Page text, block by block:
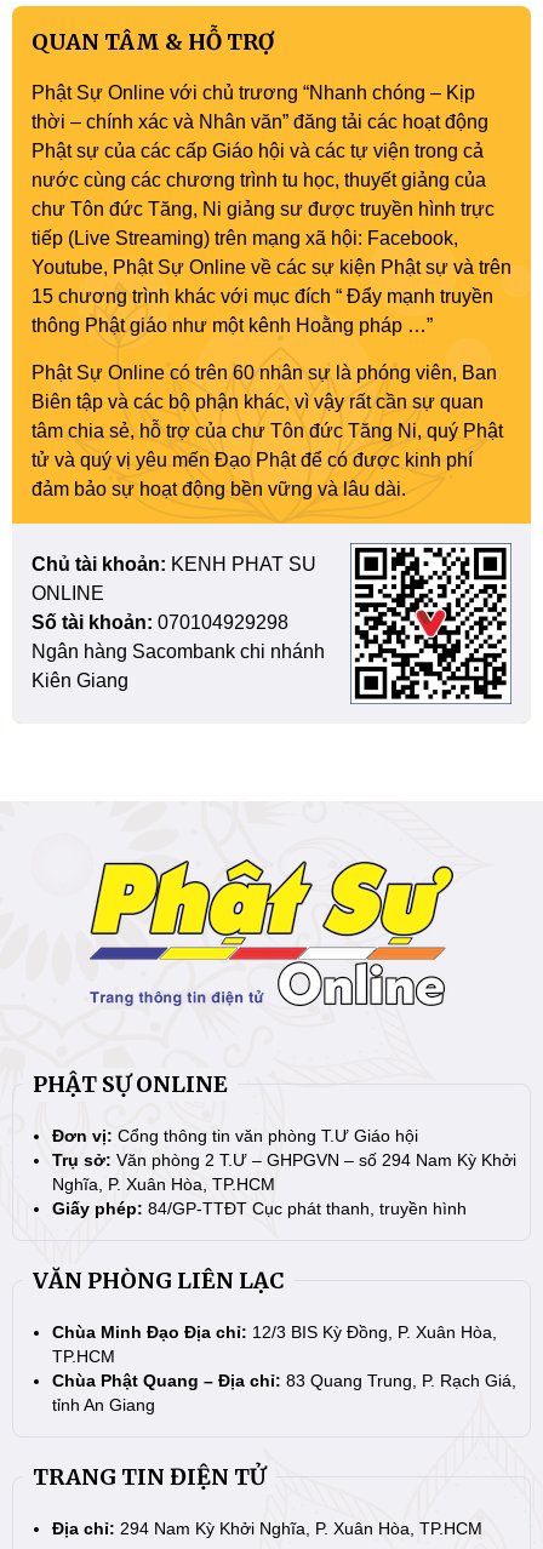
QUAN TÂM & HỖ TRỢ
Phật Sự Online với chủ trương “Nhanh chóng – Kịp
thời – chính xác và Nhân văn” đăng tải các hoạt động
Phật sự của các cấp Giáo hội và các tự viện trong cả
nước cùng các chương trình tu học, thuyết giảng của
chư Tôn đức Tăng, Ni giảng sư được truyền hình trực
tiếp (Live Streaming) trên mạng xã hội: Facebook,
Youtube, Phật Sự Online về các sự kiện Phật sự và trên
15 chương trình khác với mục đích “ Đẩy mạnh truyền
thông Phật giáo như một kênh Hoằng pháp …”
Phật Sự Online có trên 60 nhân sự là phóng viên, Ban
Biên tập và các bộ phận khác, vì vậy rất cần sự quan
tâm chia sẻ, hỗ trợ của chư Tôn đức Tăng Ni, quý Phật
tử và quý vị yêu mến Đạo Phật để có được kinh phí
đảm bảo sự hoạt động bền vững và lâu dài.
Chủ tài khoản: KENH PHAT SU
ONLINE
Số tài khoản: 070104929298
Ngân hàng Sacombank chi nhánh
Kiên Giang
PHẬT SỰ ONLINE
Đơn vị: Cổng thông tin văn phòng T.Ư Giáo hội
Trụ sở: Văn phòng 2 T.Ư – GHPGVN – số 294 Nam Kỳ Khởi
Nghĩa, P. Xuân Hòa, TP.HCM
Giấy phép: 84/GP-TTĐT Cục phát thanh, truyền hình
VĂN PHÒNG LIÊN LẠC
Chùa Minh Đạo Địa chỉ: 12/3 BIS Kỳ Đồng, P. Xuân Hòa,
TP.HCM
Chùa Phật Quang – Địa chỉ: 83 Quang Trung, P. Rạch Giá,
tỉnh An Giang
TRANG TIN ĐIỆN TỬ
Địa chỉ: 294 Nam Kỳ Khởi Nghĩa, P. Xuân Hòa, TP.HCM